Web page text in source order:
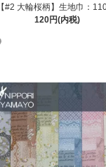
【#2 大輪桜柄】生地巾：
120円(内税)